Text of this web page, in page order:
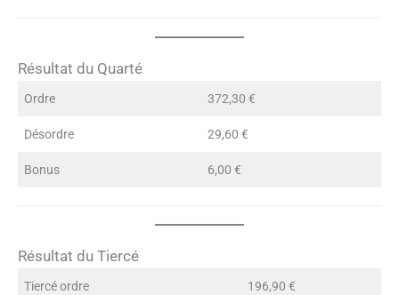
Résultat du Quarté
Ordre 372,30 €
Désordre 29,60 €
Bonus 6,00 €
Résultat du Tiercé
Tiercé ordre 196,90 €